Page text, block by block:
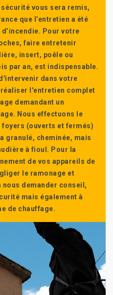
vous sera remis,
que l’entretien a été
Pour votre
faire entretenir
insert, poêle ou
par an, est indispensable.
dans votre
l'entretien complet
demandant un
Nous effectuons le
(ouverts et fermés)
granulé, cheminée, mais
à fioul. Pour la
de vos appareils de
le ramonage et
nous demander conseil,
mais également à
de chauffage.